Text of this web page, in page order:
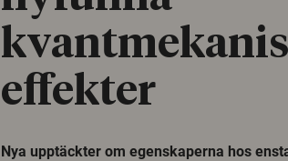
effekter
Nya upptäckter om egenskaperna hos